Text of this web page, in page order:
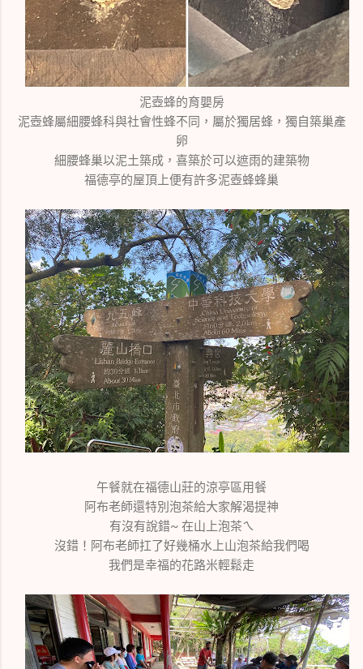
泥壺蜂的育嬰房
泥壺蜂屬細腰蜂科與社會性蜂不同，屬於獨居蜂，獨自築巢產
卵
細腰蜂巢以泥土築成，喜築於可以遮雨的建築物
福德亭的屋頂上便有許多泥壺蜂蜂巢
午餐就在福德山莊的涼亭區用餐
阿布老師還特別泡茶給大家解渴提神
有沒有說錯~ 在山上泡茶ㄟ
沒錯！阿布老師扛了好幾桶水上山泡茶給我們喝
我們是幸福的花路米輕鬆走